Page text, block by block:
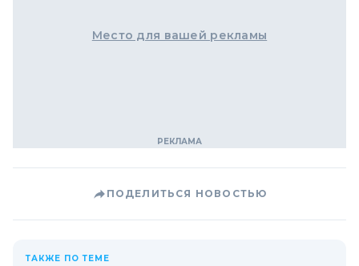
Место для вашей рекламы
ПОДЕЛИТЬСЯ НОВОСТЬЮ
ТАКЖЕ ПО ТЕМЕ